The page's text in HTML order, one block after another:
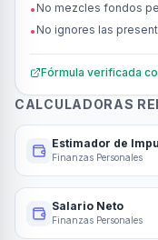
• No mezcles fondos
• No ignores las
Fórmula verificada
CALCULADORAS
Estimador de
Finanzas Personales
Salario Neto
Finanzas Personales